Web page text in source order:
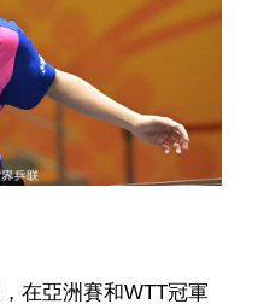
亞洲賽和WTT冠軍